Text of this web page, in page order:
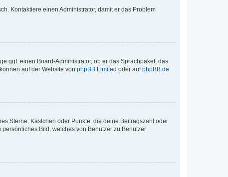
Kontaktiere einen Administrator, damit er das Problem
ggf. einen Board-Administrator, ob er das Sprachpaket, das
auf der Website von phpBB Limited oder aufphpBB.de
Sterne, Kästchen oder Punkte, die deine Beitragszahl oder
Bild, welches von Benutzer zu Benutzer